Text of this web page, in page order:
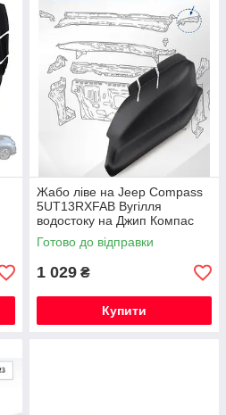
Жабо ліве на Jeep Compass
5UT13RXFAB Вугілля
водостоку на Джип Компас
2017- 7AA47RXFAA
Готово до відправки
1 029 ₴
Купити